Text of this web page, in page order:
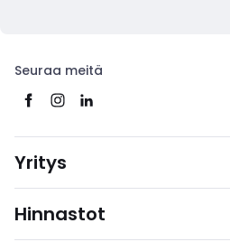
Seuraa meitä
Yritys
Hinnastot